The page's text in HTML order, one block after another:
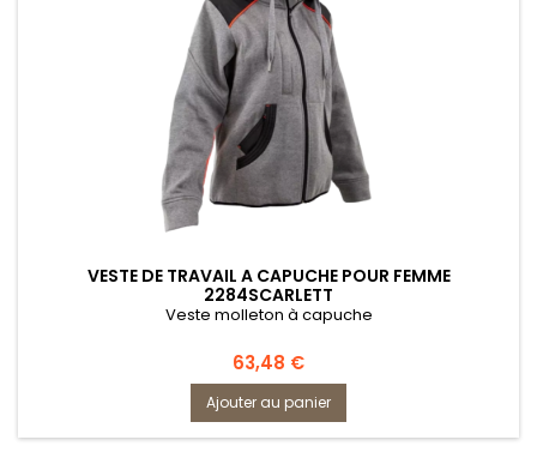
VESTE DE TRAVAIL A CAPUCHE POUR FEMME
2284SCARLETT
Veste molleton à capuche
Prix
63,48 €
Ajouter au panier